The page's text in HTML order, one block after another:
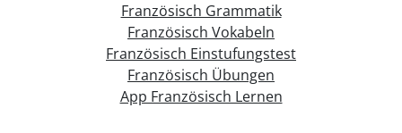
Französisch Grammatik
Französisch Vokabeln
Französisch Einstufungstest
Französisch Übungen
App Französisch Lernen